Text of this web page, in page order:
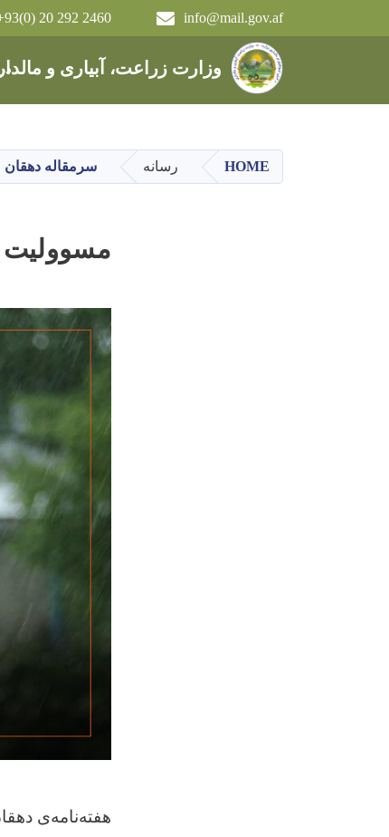
وزارت زراعت، آبیاری و
info@mail.gov.af
20 292 2460
Main navigation
HOME رسانه سرمقاله دهقان
مسوولیت
هفته‌نامه‌ی